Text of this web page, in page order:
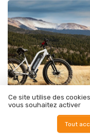
Systèmes de motorisation •
12/
Moteur electrique velo
bafang : performance
Ce site utilise des
vous souhaitez activer
Tout